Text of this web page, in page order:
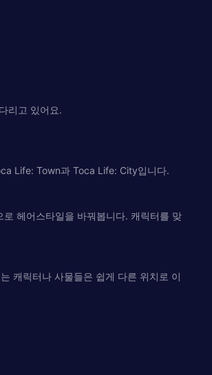
리고 있어요.
Life: Town과 Toca Life: City입니다.
헤어스타일을 바꿔봅니다. 캐릭터를 맞
캐릭터나 사물들은 쉽게 다른 위치로 이